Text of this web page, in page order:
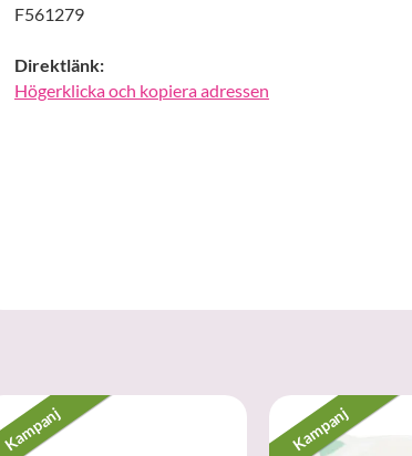
F561279
Direktlänk:
Högerklicka och kopiera adressen
Kampanj Kampanj